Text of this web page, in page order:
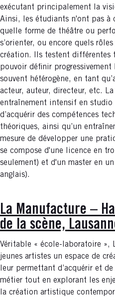
exécutant principalement la
Ainsi, les étudiants n'ont pas à
quelle forme de théâtre ou
s’orienter, ou encore quels
création. Ils testent différentes
pouvoir définir
souvent hétérogène, en tant
acteur, auteur, directeur, etc.
entraînement intensif en
d’acquérir des compétences
théoriques, ainsi qu’un
mesure de développer une
se compose d'une licence en
seulement) et d'un master en
anglais).
La Manufacture –
de la scène,
Véritable « école-laboratoire »,
jeunes artistes un espace de
leur permettant d’acquérir et
métier tout en explorant les
la création artistique